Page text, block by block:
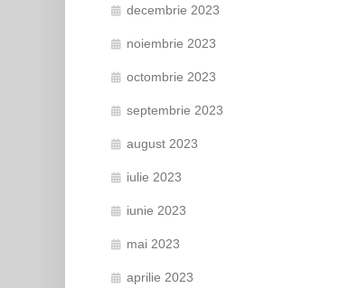
decembrie 2023
noiembrie 2023
octombrie 2023
septembrie 2023
august 2023
iulie 2023
iunie 2023
mai 2023
aprilie 2023